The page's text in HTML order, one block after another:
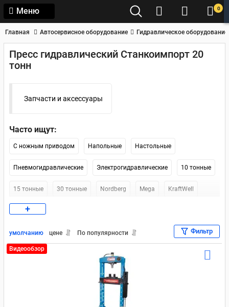
Меню 0
Главная Автосервисное оборудование Гидравлическое оборудование
Пресс гидравлический Станкоимпорт 20
тонн
Запчасти и аксессуары
Часто ищут:
С ножным приводом Напольные Настольные
Пневмогидравлические Электрогидравлические 10 тонные
15 тонные 30 тонные Nordberg Mega KraftWell
Werther-OMA
Напольный 30 тонн Напольные 20 тонн
+
умолчанию цене По популярности Фильтр
Видеообзор